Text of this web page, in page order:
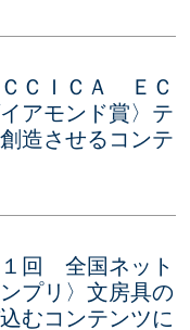
ＣＩＣＡ ＥＣ
アモンド賞〉テ
造させるコンテ
回 全国ネット
プリ〉文房具の
むコンテンツに